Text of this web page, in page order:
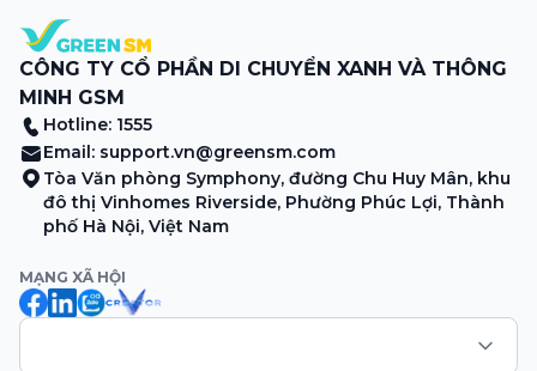
CÔNG TY CỔ PHẦN DI CHUYỂN XANH VÀ THÔNG
MINH GSM
Hotline: 1555
Email: support.vn@greensm.com
Tòa Văn phòng Symphony, đường Chu Huy Mân, khu
đô thị Vinhomes Riverside, Phường Phúc Lợi, Thành
phố Hà Nội, Việt Nam
MẠNG XÃ HỘI